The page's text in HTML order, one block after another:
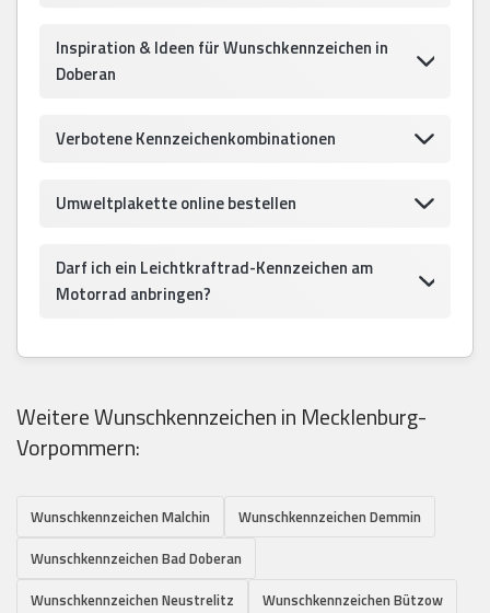
Inspiration & Ideen für Wunschkennzeichen in
Doberan
Verbotene Kennzeichenkombinationen
Umweltplakette online bestellen
Darf ich ein Leichtkraftrad-Kennzeichen am
Motorrad anbringen?
Weitere Wunschkennzeichen in Mecklenburg-
Vorpommern:
Wunschkennzeichen Malchin
Wunschkennzeichen Demmin
Wunschkennzeichen Bad Doberan
Wunschkennzeichen Neustrelitz
Wunschkennzeichen Bützow